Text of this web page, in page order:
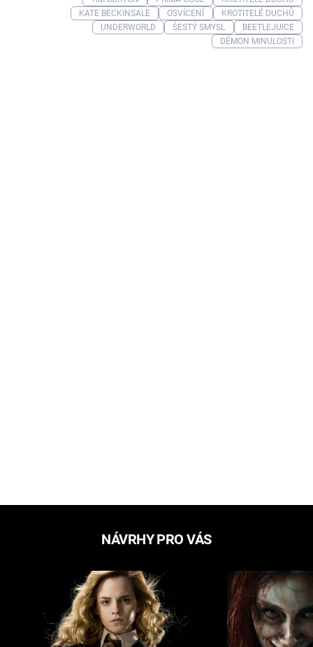
KATE BECKINSALE
OSVÍCENÍ
KROTITELÉ DUCHŮ
UNDERWORLD
ŠESTÝ SMYSL
BEETLEJUICE
DÉMON MINULOSTI
NÁVRHY PRO VÁS